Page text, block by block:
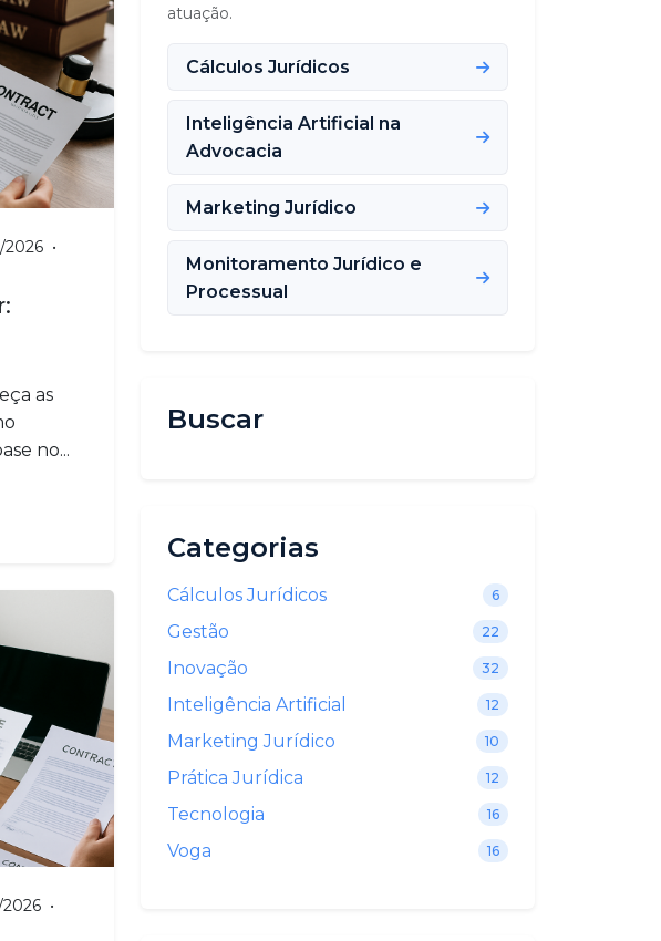
•
as
no...
•
atuação.
Cálculos Jurídicos
Inteligência Artificial na
Advocacia
Marketing Jurídico
Monitoramento Jurídico e
Processual
Buscar
Categorias
Cálculos Jurídicos 6
Gestão 22
Inovação 32
Inteligência Artificial 12
Marketing Jurídico 10
Prática Jurídica 12
Tecnologia 16
Voga 16